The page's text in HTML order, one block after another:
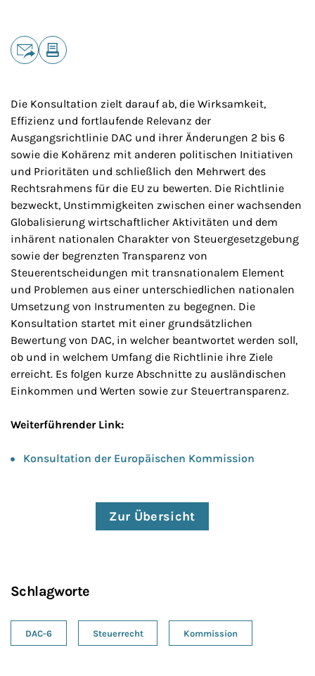
Teilen
Die Konsultation zielt darauf ab, die Wirksamkeit,
Effizienz und fortlaufende Relevanz der
Ausgangsrichtlinie DAC und ihrer Änderungen 2 bis 6
sowie die Kohärenz mit anderen politischen Initiativen
und Prioritäten und schließlich den Mehrwert des
Rechtsrahmens für die EU zu bewerten. Die Richtlinie
bezweckt, Unstimmigkeiten zwischen einer wachsenden
Globalisierung wirtschaftlicher Aktivitäten und dem
inhärent nationalen Charakter von Steuergesetzgebung
sowie der begrenzten Transparenz von
Steuerentscheidungen mit transnationalem Element
und Problemen aus einer unterschiedlichen nationalen
Umsetzung von Instrumenten zu begegnen. Die
Konsultation startet mit einer grundsätzlichen
Bewertung von DAC, in welcher beantwortet werden soll,
ob und in welchem Umfang die Richtlinie ihre Ziele
erreicht. Es folgen kurze Abschnitte zu ausländischen
Einkommen und Werten sowie zur Steuertransparenz.
Weiterführender Link:
Konsultation der Europäischen Kommission
Zur Übersicht
Schlagworte
DAC-6 Steuerrecht Kommission